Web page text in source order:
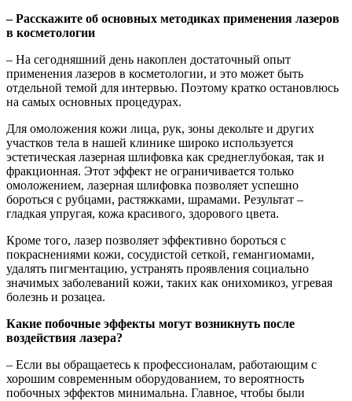
–Расскажите об основных методиках применения лазеров
в косметологии
– На сегодняшний день накоплен достаточный опыт
применения лазеров в косметологии, и это может быть
отдельной темой для интервью. Поэтому кратко остановлюсь
на самых основных процедурах.
Для омоложения кожи лица, рук, зоны декольте и других
участков тела в нашей клинике широко используется
эстетическая лазерная шлифовка как среднеглубокая, так и
фракционная. Этот эффект не ограничивается только
омоложением, лазерная шлифовка позволяет успешно
бороться с рубцами, растяжками, шрамами. Результат –
гладкая упругая, кожа красивого, здорового цвета.
Кроме того, лазер позволяет эффективно бороться с
покраснениями кожи, сосудистой сеткой, гемангиомами,
удалять пигментацию, устранять проявления социально
значимых заболеваний кожи, таких как онихомикоз, угревая
болезнь и розацеа.
Какие побочные эффекты могут возникнуть после
воздействия лазера?
– Если вы обращаетесь к профессионалам, работающим с
хорошим современным оборудованием, то вероятность
побочных эффектов минимальна. Главное, чтобы были